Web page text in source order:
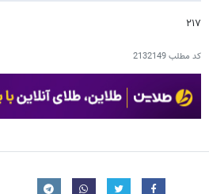
۲۱۷
کد مطلب2132149